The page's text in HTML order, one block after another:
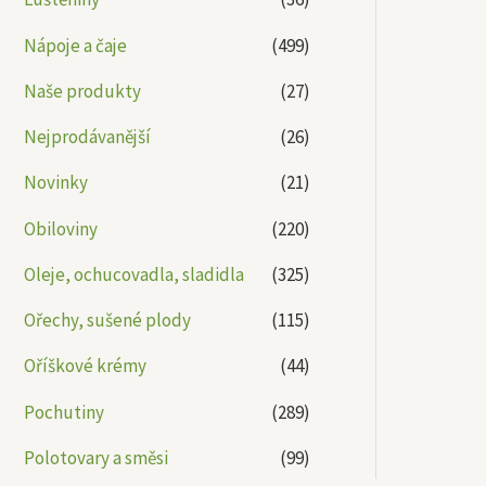
Nápoje a čaje
(499)
Naše produkty
(27)
Nejprodávanější
(26)
Novinky
(21)
Obiloviny
(220)
Oleje, ochucovadla, sladidla
(325)
Ořechy, sušené plody
(115)
Oříškové krémy
(44)
Pochutiny
(289)
Polotovary a směsi
(99)